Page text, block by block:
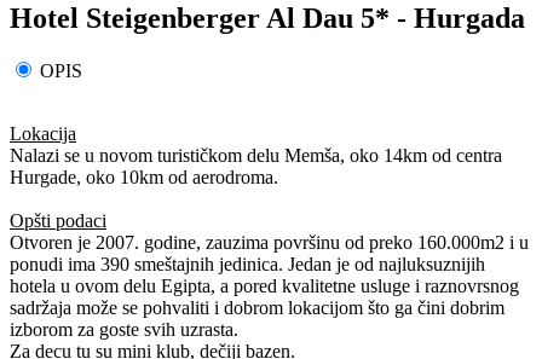
Hotel Steigenberger Al Dau 5* - Hurgada
OPIS
Lokacija
Nalazi se u novom turističkom delu Memša, oko 14km od centra
Hurgade, oko 10km od aerodroma.
Opšti podaci
Otvoren je 2007. godine, zauzima površinu od preko 160.000m2 i u
ponudi ima 390 smeštajnih jedinica. Jedan je od najluksuznijih
hotela u ovom delu Egipta, a pored kvalitetne usluge i raznovrsnog
sadržaja može se pohvaliti i dobrom lokacijom što ga čini dobrim
izborom za goste svih uzrasta.
Za decu tu su mini klub, dečiji bazen.